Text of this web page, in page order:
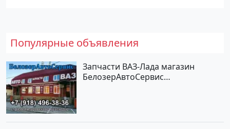
Популярные объявления
Запчасти ВАЗ-Лада магазин
БелозерАвтоСервис